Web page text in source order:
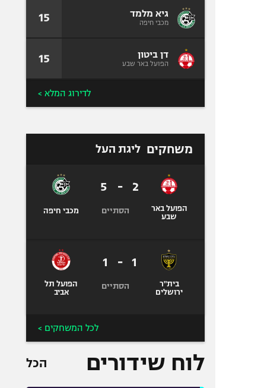
גיא מלמד
מכבי חיפה 15
דן ביטון
הפועל באר שבע 15
לדירוג המלא >
משחקים ליגת העל
הפועל באר
שבע
2
-
5
הסתיים מכבי חיפה
בית"ר
ירושלים
1
-
1
הסתיים
הפועל תל
אביב
לכל המשחקים >
לוח שידורים הכל